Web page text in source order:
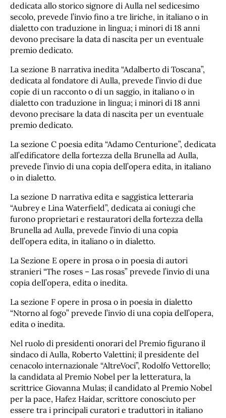
dedicata allo storico signore di Aulla nel sedicesimo
secolo, prevede l’invio fino a tre liriche, in italiano o in
dialetto con traduzione in lingua; i minori di 18 anni
devono precisare la data di nascita per un eventuale
premio dedicato.
La sezione B narrativa inedita “Adalberto di Toscana”,
dedicata al fondatore di Aulla, prevede l’invio di due
copie di un racconto o di un saggio, in italiano o in
dialetto con traduzione in lingua; i minori di 18 anni
devono precisare la data di nascita per un eventuale
premio dedicato.
La sezione C poesia edita “Adamo Centurione”, dedicata
all’edificatore della fortezza della Brunella ad Aulla,
prevede l’invio di una copia dell’opera edita, in italiano
o in dialetto.
La sezione D narrativa edita e saggistica letteraria
“Aubrey e Lina Waterfield”, dedicata ai coniugi che
furono proprietari e restauratori della fortezza della
Brunella ad Aulla, prevede l’invio di una copia
dell’opera edita, in italiano o in dialetto.
La Sezione E opere in prosa o in poesia di autori
stranieri “The roses – Las rosas” prevede l’invio di una
copia dell’opera, edita o inedita.
La sezione F opere in prosa o in poesia in dialetto
“Ntorno al fogo” prevede l’invio di una copia dell’opera,
edita o inedita.
Nel ruolo di presidenti onorari del Premio figurano il
sindaco di Aulla, Roberto Valettini; il presidente del
cenacolo internazionale “AltreVoci”, Rodolfo Vettorello;
la candidata al Premio Nobel per la letteratura, la
scrittrice Giovanna Mulas; il candidato al Premio Nobel
per la pace, Hafez Haidar, scrittore conosciuto per
essere tra i principali curatori e traduttori in italiano